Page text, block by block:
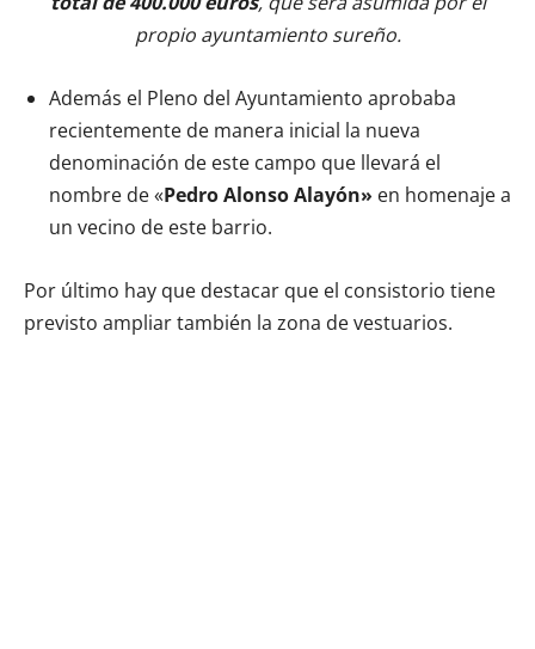
propio ayuntamiento sureño.
Además el Pleno del Ayuntamiento aprobaba
recientemente de manera inicial la nueva
denominación de este campo que llevará el
nombre de «Pedro Alonso Alayón» en homenaje a
un vecino de este barrio.
Por último hay que destacar que el consistorio tiene
previsto ampliar también la zona de vestuarios.